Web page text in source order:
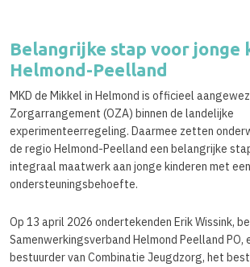
Belangrijke stap voor jonge
Helmond-Peelland
MKD de Mikkel in Helmond is officieel
Zorgarrangement (OZA) binnen de landelijke
experimenteerregeling. Daarmee zetten
de regio Helmond-Peelland een belangrijke
integraal maatwerk aan jonge kinderen met
ondersteuningsbehoefte.
Op 13 april 2026 ondertekenden Erik Wissink,
Samenwerkingsverband Helmond Peelland PO,
bestuurder van Combinatie Jeugdzorg, het